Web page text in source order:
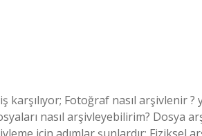
karşılıyor; Fotoğraf nasıl arşivlenir
nasıl arşivleyebilirim? Dosya